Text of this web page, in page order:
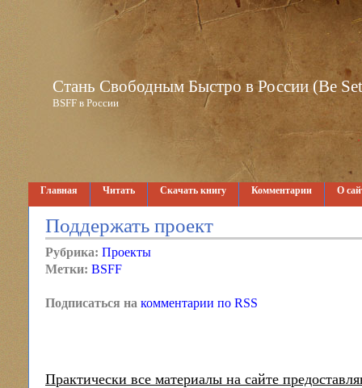
Стань Свободным Быстро в России (Be
BSFF в России
Главная Читать Скачать книгу Комментарии О
Поддержать проект
Рубрика: Проекты
Метки: BSFF
Подписаться на комментарии по RSS
Практически все материалы на сайте